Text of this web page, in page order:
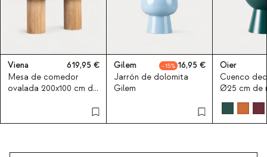
Viena
619,95
Mesa de comedor
ovalada 200x100 cm de
Gilem 15
16,95
Jarrón de dolomita
Gilem
Oier
Cuenco
Ø25 cm de
base Oier